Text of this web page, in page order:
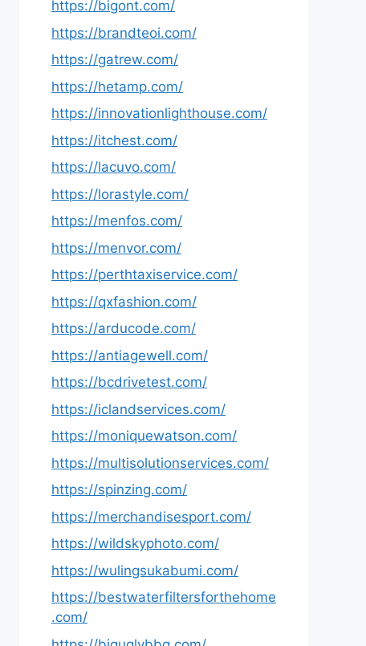
https://bigont.com/
https://brandteoi.com/
https://gatrew.com/
https://hetamp.com/
https://innovationlighthouse.com/
https://itchest.com/
https://lacuvo.com/
https://lorastyle.com/
https://menfos.com/
https://menvor.com/
https://perthtaxiservice.com/
https://qxfashion.com/
https://arducode.com/
https://antiagewell.com/
https://bcdrivetest.com/
https://iclandservices.com/
https://moniquewatson.com/
https://multisolutionservices.com/
https://spinzing.com/
https://merchandisesport.com/
https://wildskyphoto.com/
https://wulingsukabumi.com/
https://bestwaterfiltersforthehome
.com/